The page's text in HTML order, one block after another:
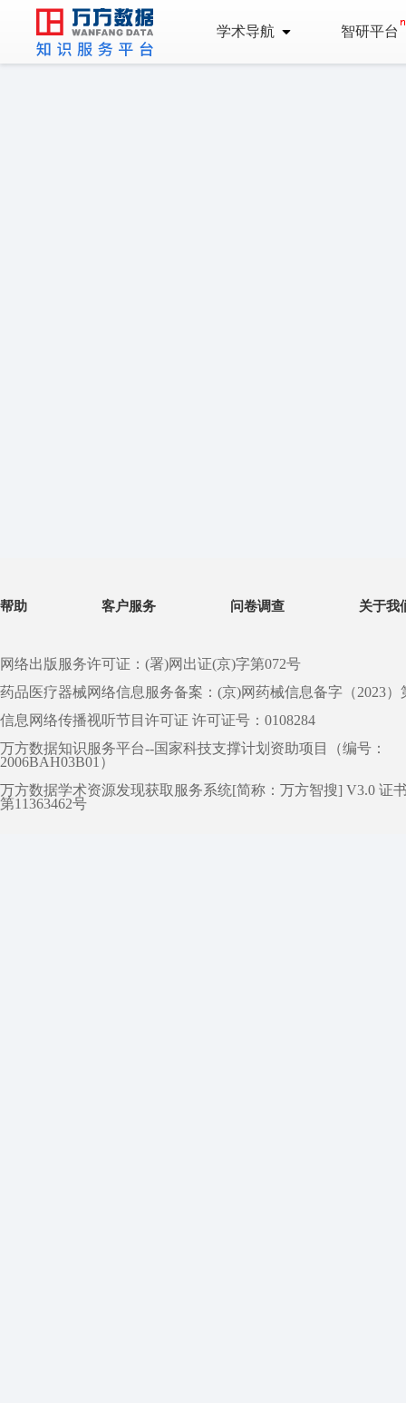
学术导航 智研平台
帮助 客户服务 问卷调查 关于我
网络出版服务许可证：(署)网出证(京)字第072号
药品医疗器械网络信息服务备案：(京)网药械信息备字（2023）
信息网络传播视听节目许可证 许可证号：0108284
万方数据知识服务平台--国家科技支撑计划资助项目（编号：
2006BAH03B01）
万方数据学术资源发现获取服务系统[简称：万方智搜] V3.0 证
第11363462号